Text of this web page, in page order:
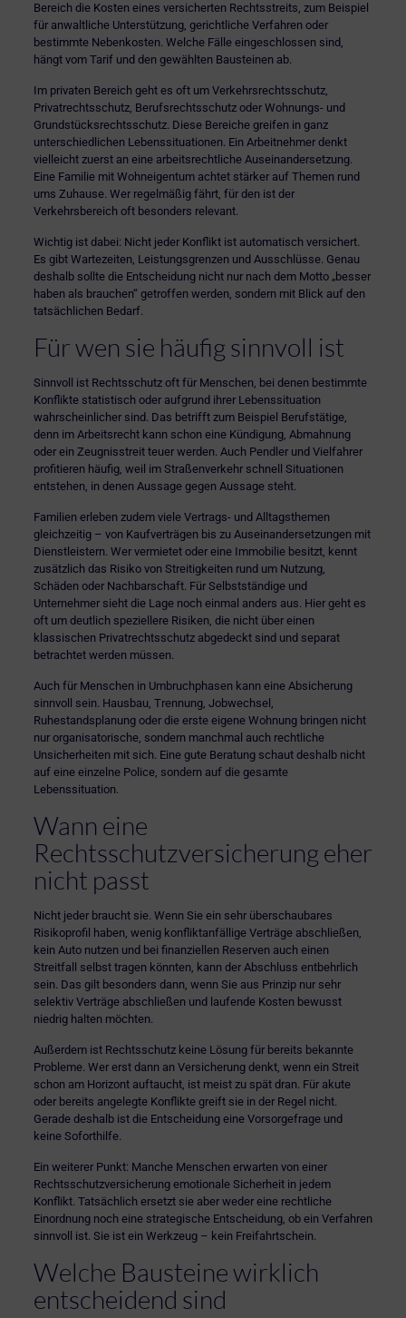
Bereich die Kosten eines versicherten Rechtsstreits, zum Beispiel
für anwaltliche Unterstützung, gerichtliche Verfahren oder
bestimmte Nebenkosten. Welche Fälle eingeschlossen sind,
hängt vom Tarif und den gewählten Bausteinen ab.
Im privaten Bereich geht es oft um Verkehrsrechtsschutz,
Privatrechtsschutz, Berufsrechtsschutz oder Wohnungs- und
Grundstücksrechtsschutz. Diese Bereiche greifen in ganz
unterschiedlichen Lebenssituationen. Ein Arbeitnehmer denkt
vielleicht zuerst an eine arbeitsrechtliche Auseinandersetzung.
Eine Familie mit Wohneigentum achtet stärker auf Themen rund
ums Zuhause. Wer regelmäßig fährt, für den ist der
Verkehrsbereich oft besonders relevant.
Wichtig ist dabei: Nicht jeder Konflikt ist automatisch versichert.
Es gibt Wartezeiten, Leistungsgrenzen und Ausschlüsse. Genau
deshalb sollte die Entscheidung nicht nur nach dem Motto „besser
haben als brauchen“ getroffen werden, sondern mit Blick auf den
tatsächlichen Bedarf.
Für wen sie häufig sinnvoll ist
Sinnvoll ist Rechtsschutz oft für Menschen, bei denen bestimmte
Konflikte statistisch oder aufgrund ihrer Lebenssituation
wahrscheinlicher sind. Das betrifft zum Beispiel Berufstätige,
denn im Arbeitsrecht kann schon eine Kündigung, Abmahnung
oder ein Zeugnisstreit teuer werden. Auch Pendler und Vielfahrer
profitieren häufig, weil im Straßenverkehr schnell Situationen
entstehen, in denen Aussage gegen Aussage steht.
Familien erleben zudem viele Vertrags- und Alltagsthemen
gleichzeitig – von Kaufverträgen bis zu Auseinandersetzungen mit
Dienstleistern. Wer vermietetoder eine Immobilie besitzt, kennt
zusätzlich das Risiko von Streitigkeiten rund um Nutzung,
Schäden oder Nachbarschaft. Für Selbstständige und
Unternehmer sieht die Lage noch einmal anders aus. Hier geht es
oft um deutlich speziellere Risiken, die nicht über einen
klassischen Privatrechtsschutz abgedeckt sind und separat
betrachtet werden müssen.
Auch für Menschen in Umbruchphasen kann eine Absicherung
sinnvoll sein. Hausbau, Trennung, Jobwechsel,
Ruhestandsplanung oder die erste eigene Wohnung bringen nicht
nur organisatorische, sondern manchmal auch rechtliche
Unsicherheiten mit sich. Eine gute Beratung schaut deshalb nicht
auf eine einzelne Police, sondern auf die gesamte
Lebenssituation.
Wann eine
Rechtsschutzversicherung eher
nicht passt
Nicht jeder braucht sie. Wenn Sie ein sehr überschaubares
Risikoprofil haben, wenig konfliktanfällige Verträge abschließen,
kein Auto nutzen und bei finanziellen Reserven auch einen
Streitfall selbst tragen könnten, kann der Abschluss entbehrlich
sein. Das gilt besonders dann, wenn Sie aus Prinzip nur sehr
selektiv Verträge abschließen und laufende Kosten bewusst
niedrig halten möchten.
Außerdem ist Rechtsschutz keine Lösung für bereits bekannte
Probleme. Wer erst dann an Versicherung denkt, wenn ein Streit
schon am Horizont auftaucht, ist meist zu spät dran. Für akute
oder bereits angelegte Konflikte greift sie in der Regel nicht.
Gerade deshalb ist die Entscheidung eine Vorsorgefrage und
keine Soforthilfe.
Ein weiterer Punkt: Manche Menschen erwarten von einer
Rechtsschutzversicherung emotionale Sicherheit in jedem
Konflikt. Tatsächlich ersetzt sie aber weder eine rechtliche
Einordnung noch eine strategische Entscheidung, ob ein Verfahren
sinnvoll ist. Sie ist ein Werkzeug – kein Freifahrtschein.
Welche Bausteine wirklich
entscheidend sind